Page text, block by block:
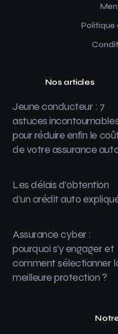
Politique
Nos articles
Jeune conducteur : 7
astuces
pour réduire enfin le
de votre assurance
Les délais d’obtention
d’un crédit auto
Assurance cyber :
pourquoi s’y engager et
comment sélectionner
meilleure protection ?